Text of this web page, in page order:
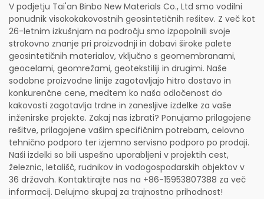
V podjetju Tai'an Binbo New Materials Co., Ltd smo vodilni
ponudnik visokokakovostnih geosintetičnih rešitev. Z več kot
26-letnim izkušnjam na področju smo izpopolnili svoje
strokovno znanje pri proizvodnji in dobavi široke palete
geosintetičnih materialov, vključno s geomembranami,
geocelami, geomrežami, geotekstiliji in drugimi. Naše
sodobne proizvodne linije zagotavljajo hitro dostavo in
konkurenčne cene, medtem ko naša odločenost do
kakovosti zagotavlja trdne in zanesljive izdelke za vaše
inženirske projekte. Zakaj nas izbrati? Ponujamo prilagojene
rešitve, prilagojene vašim specifičnim potrebam, celovno
tehnično podporo ter izjemno servisno podporo po prodaji.
Naši izdelki so bili uspešno uporabljeni v projektih cest,
železnic, letališč, rudnikov in vodogospodarskih objektov v
36 državah. Kontaktirajte nas na +86-15953807388 za več
informacij. Delujmo skupaj za trajnostno prihodnost!